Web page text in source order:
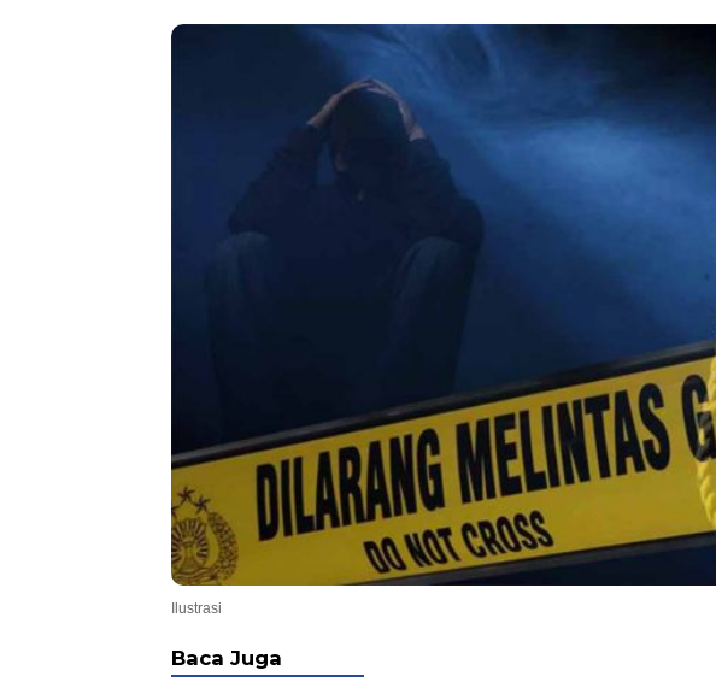
Ilustrasi
Baca Juga